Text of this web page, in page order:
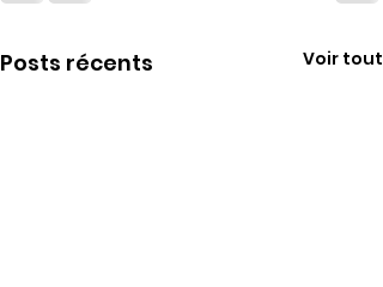
Posts récents Voir tout